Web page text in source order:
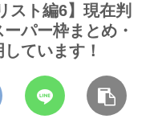
スト編6】現在判
パー枠まとめ・
ています！